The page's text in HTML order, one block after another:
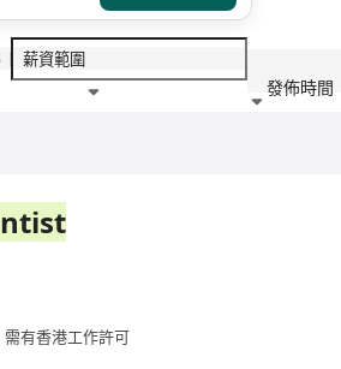
發佈時間
需有香港工作許可